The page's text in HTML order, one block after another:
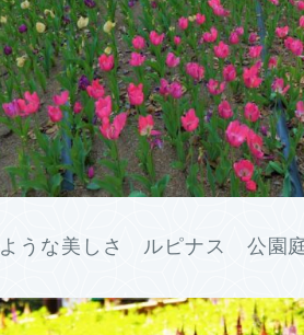
ような美しさ ルピナス 公